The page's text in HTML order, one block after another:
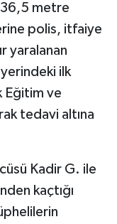
36,5 metre
polis, itfaiye
yaralanan
ilk
Eğitim ve
tedavi altına
Kadir G. ile
kaçtığı